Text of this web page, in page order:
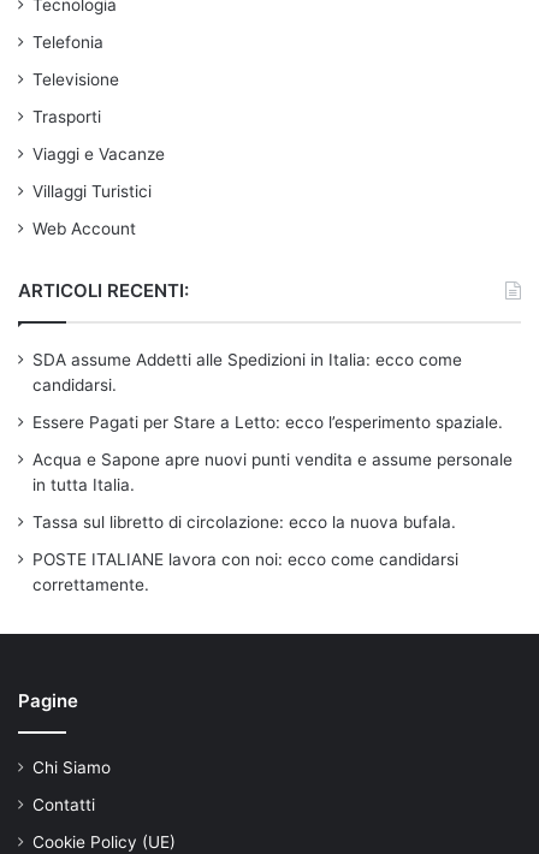
Tecnologia
Telefonia
Televisione
Trasporti
Viaggi e Vacanze
Villaggi Turistici
Web Account
ARTICOLI RECENTI:
SDA assume Addetti alle Spedizioni in Italia: ecco come
candidarsi.
Essere Pagati per Stare a Letto: ecco l’esperimento spaziale.
Acqua e Sapone apre nuovi punti vendita e assume personale
in tutta Italia.
Tassa sul libretto di circolazione: ecco la nuova bufala.
POSTE ITALIANE lavora con noi: ecco come candidarsi
correttamente.
Pagine
Chi Siamo
Contatti
Cookie Policy (UE)